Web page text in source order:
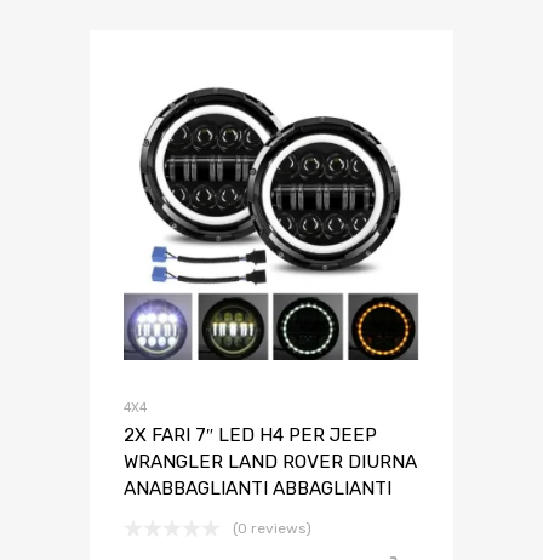
4X4
2X FARI 7″ LED H4 PER JEEP
WRANGLER LAND ROVER DIURNA
ANABBAGLIANTI ABBAGLIANTI
(0 reviews)